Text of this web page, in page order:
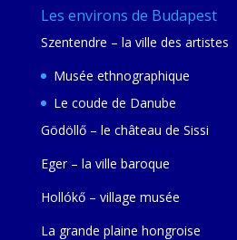
Les environs de Budapest
Szentendre – la ville des artistes
Musée ethnographique
Le coude de Danube
Gödöllő – le château de Sissi
Eger – la ville baroque
Hollókő – village musée
La grande plaine hongroise